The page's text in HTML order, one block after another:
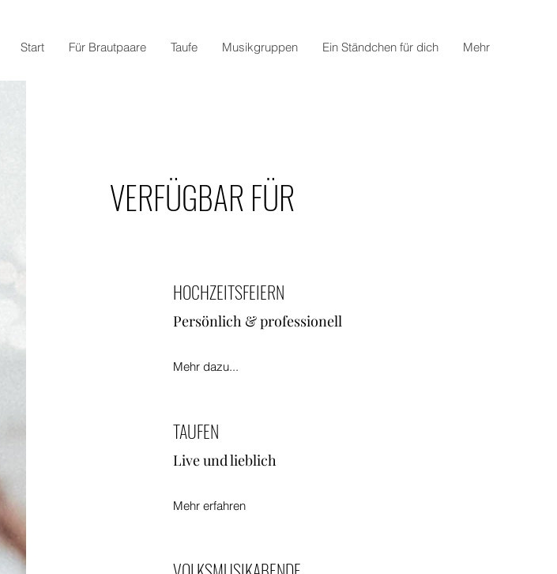
Start Für Brautpaare Taufe Musikgruppen Ein Ständchen für dich Mehr
VERFÜGBAR FÜR
HOCHZEITSFEIERN
Persönlich & professionell
Mehr dazu...
TAUFEN
Live und lieblich
Mehr erfahren